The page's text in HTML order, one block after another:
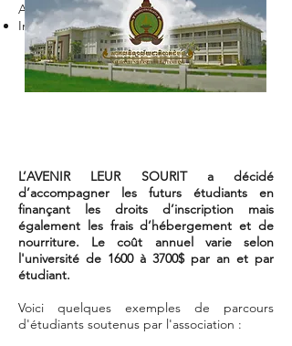
Autre établissement :
Institut de technologie du Cambodge
L’AVENIR LEUR SOURIT
a décidé
d’accompagner les futurs étudiants en
finançant les droits d’inscription mais
également les frais d’hébergement et de
nourriture. Le coût annuel varie selon
l'université de 1600 à 3700$ par an et par
étudiant.
Voici quelques exemples de parcours
d'étudiants soutenus par l'association :